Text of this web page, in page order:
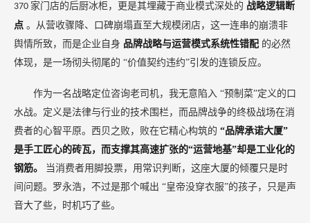
370 家门店的后厨冰柜，更是其埋藏于商业模式深处的 战略逻辑断
点 。从营收骤降、口碑崩塌直至大规模闭店，这一连串的崩溃非
舆情所致，而是企业自身 品牌战略与运营模式系统性错配 的必然
体现，是一场彻头彻尾的 “价值契约违约”引发的连锁反应。
作为一名战略定位咨询老司机，我无意陷入 “预制菜”定义的口
水战。定义是法律与行业的技术围栏，而品牌战争的终极战场在消
费者的心智平原。西贝之败，败在它精心构筑的 “品牌承诺大厦”
是手工匠心的砖瓦，而支撑其高速扩张的“运营地基”却是工业化的
钢筋。
当消费者用脚投票，用常识判断，这座大厦的倾覆只是时
间问题。罗永浩，不过是那个喊出 “皇帝没穿衣服”的孩子，只是声
音大了些，时机巧了些。